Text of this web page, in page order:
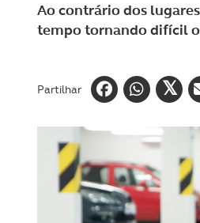
Ao contrário dos
tempo tornando difícil
Partilhar